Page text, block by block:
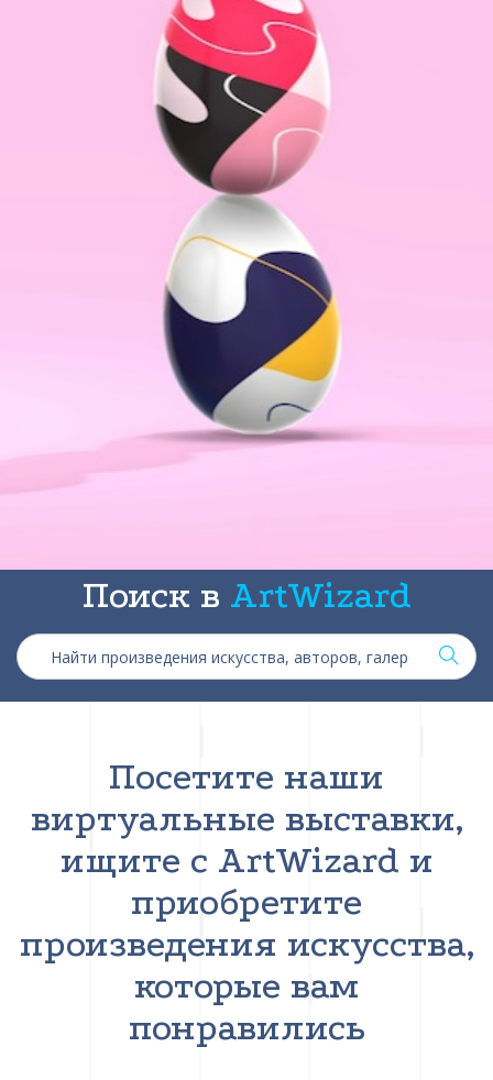
Поиск в ArtWizard
Посетите наши
виртуальные выставки,
ищите с ArtWizard и
приобретите
произведения искусства,
которые вам
понравились